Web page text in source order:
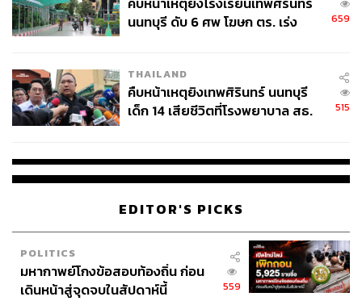
นนทบุรี ดับ 6 ศพ โฆษก ตร. เร่ง
659
THAILAND
คืบหน้าเหตุยิงเทพศิรินทร์ นนทบุรี
เด็ก 14 เสียชีวิตที่โรงพยาบาล สธ.
515
EDITOR'S PICKS
POLITICS
มหากาพย์โกงข้อสอบท้องถิ่น ก่อน
เดินหน้าสู่จุดจบในสัปดาห์นี้
559